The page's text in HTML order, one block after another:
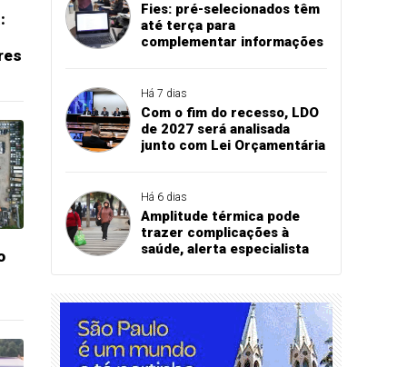
Fies: pré-selecionados têm
até terça para
complementar informações
Há 7 dias
Com o fim do recesso, LDO
de 2027 será analisada
junto com Lei Orçamentária
Há 6 dias
Amplitude térmica pode
trazer complicações à
saúde, alerta especialista